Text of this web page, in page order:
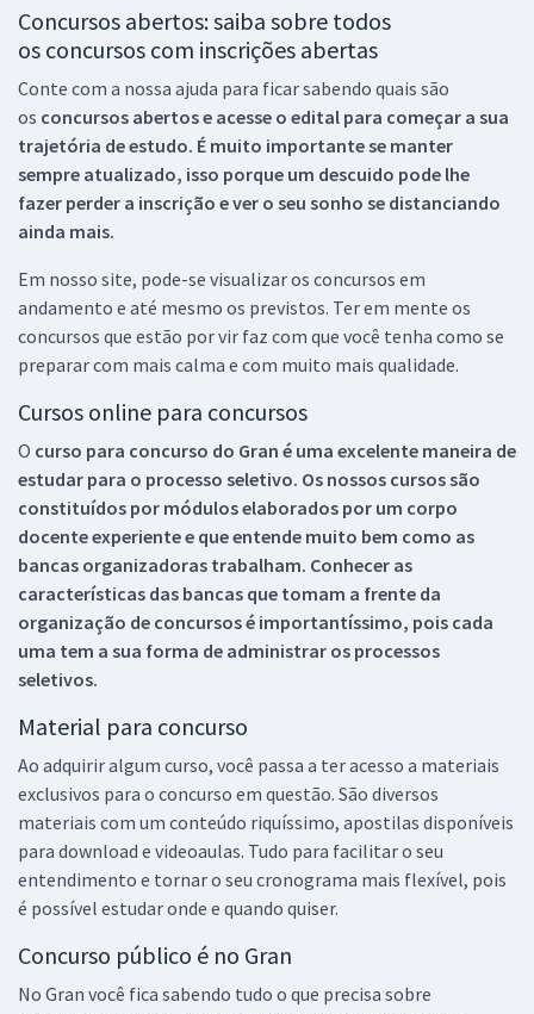
Concursos abertos: saiba sobre todos
os concursos com inscrições abertas
Conte com a nossa ajuda para ficar sabendo quais são
os concursos abertos e acesse o edital para começar a sua
trajetória de estudo. É muito importante se manter
sempre atualizado, isso porque um descuido pode lhe
fazer perder a inscrição e ver o seu sonho se distanciando
ainda mais.
Em nosso site, pode-se visualizar os concursos em
andamento e até mesmo os previstos. Ter em mente os
concursos que estão por vir faz com que você tenha como se
preparar com mais calma e com muito mais qualidade.
Cursos online para concursos
O curso para concurso do Gran é uma excelente maneira de
estudar para o processo seletivo. Os nossos cursos são
constituídos por módulos elaborados por um corpo
docente experiente e que entende muito bem como as
bancas organizadoras trabalham. Conhecer as
características das bancas que tomam a frente da
organização de concursos é importantíssimo, pois cada
uma tem a sua forma de administrar os processos
seletivos.
Material para concurso
Ao adquirir algum curso, você passa a ter acesso a materiais
exclusivos para o concurso em questão. São diversos
materiais com um conteúdo riquíssimo, apostilas disponíveis
para download e videoaulas. Tudo para facilitar o seu
entendimento e tornar o seu cronograma mais flexível, pois
é possível estudar onde e quando quiser.
Concurso público é no Gran
No Gran você fica sabendo tudo o que precisa sobre